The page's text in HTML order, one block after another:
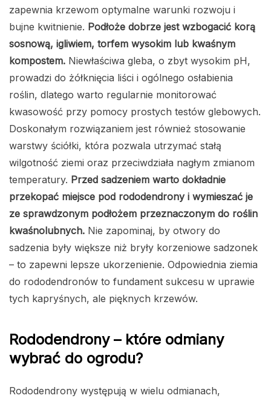
zapewnia krzewom optymalne warunki rozwoju i
bujne kwitnienie. Podłoże dobrze jest wzbogacić korą
sosnową, igliwiem, torfem wysokim lub kwaśnym
kompostem. Niewłaściwa gleba, o zbyt wysokim pH,
prowadzi do żółknięcia liści i ogólnego osłabienia
roślin, dlatego warto regularnie monitorować
kwasowość przy pomocy prostych testów glebowych.
Doskonałym rozwiązaniem jest również stosowanie
warstwy ściółki, która pozwala utrzymać stałą
wilgotność ziemi oraz przeciwdziała nagłym zmianom
temperatury. Przed sadzeniem warto dokładnie
przekopać miejsce pod rododendrony i wymieszać je
ze sprawdzonym podłożem przeznaczonym do roślin
kwaśnolubnych. Nie zapominaj, by otwory do
sadzenia były większe niż bryły korzeniowe sadzonek
– to zapewni lepsze ukorzenienie. Odpowiednia ziemia
do rododendronów to fundament sukcesu w uprawie
tych kapryśnych, ale pięknych krzewów.
Rododendrony – które odmiany
wybrać do ogrodu?
Rododendrony występują w wielu odmianach,